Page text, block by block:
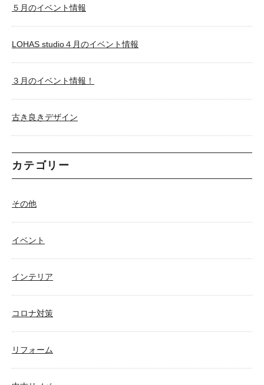
５月のイベント情報
LOHAS studio４月のイベント情報
３月のイベント情報！
古き良きデザイン
カテゴリー
その他
イベント
インテリア
コロナ対策
リフォーム